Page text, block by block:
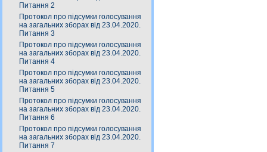
Питання 2
Протокол про підсумки голосування
на загальних зборах від 23.04.2020.
Питання 3
Протокол про підсумки голосування
на загальних зборах від 23.04.2020.
Питання 4
Протокол про підсумки голосування
на загальних зборах від 23.04.2020.
Питання 5
Протокол про підсумки голосування
на загальних зборах від 23.04.2020.
Питання 6
Протокол про підсумки голосування
на загальних зборах від 23.04.2020.
Питання 7